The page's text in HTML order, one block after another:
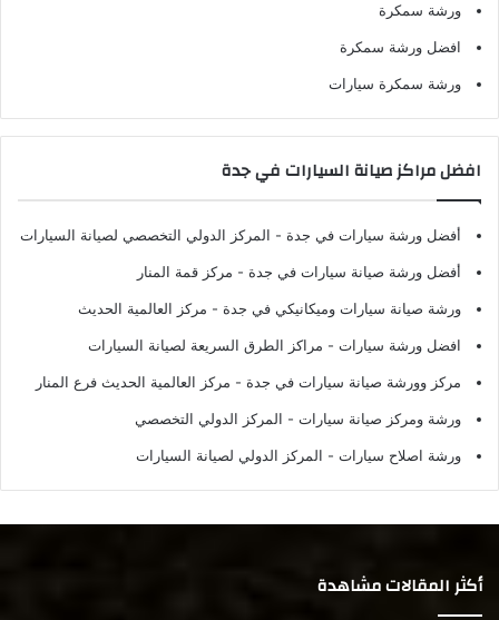
ورشة سمكرة
افضل ورشة سمكرة
ورشة سمكرة سيارات
افضل مراكز صيانة السيارات في جدة
أفضل ورشة سيارات في جدة - المركز الدولي التخصصي لصيانة السيارات
أفضل ورشة صيانة سيارات في جدة - مركز قمة المنار
ورشة صيانة سيارات وميكانيكي في جدة - مركز العالمية الحديث
افضل ورشة سيارات - مراكز الطرق السريعة لصيانة السيارات
مركز وورشة صيانة سيارات في جدة - مركز العالمية الحديث فرع المنار
ورشة ومركز صيانة سيارات - المركز الدولي التخصصي
ورشة اصلاح سيارات - المركز الدولي لصيانة السيارات
أكثر المقالات مشاهدة